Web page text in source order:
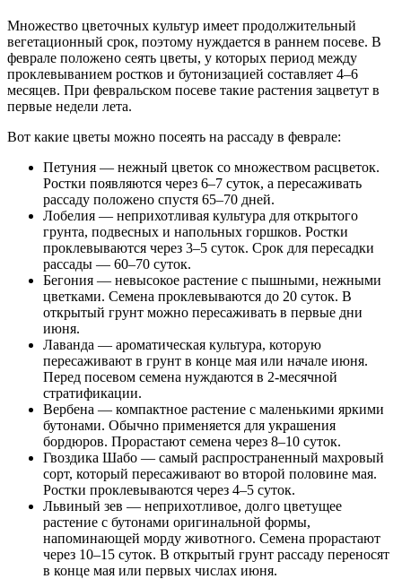
Множество цветочных культур имеет продолжительный
вегетационный срок, поэтому нуждается в раннем посеве. В
феврале положено сеять цветы, у которых период между
проклевыванием ростков и бутонизацией составляет 4–6
месяцев. При февральском посеве такие растения зацветут в
первые недели лета.
Вот какие цветы можно посеять на рассаду в феврале:
Петуния — нежный цветок со множеством расцветок.
Ростки появляются через 6–7 суток, а пересаживать
рассаду положено спустя 65–70 дней.
Лобелия — неприхотливая культура для открытого
грунта, подвесных и напольных горшков. Ростки
проклевываются через 3–5 суток. Срок для пересадки
рассады — 60–70 суток.
Бегония — невысокое растение с пышными, нежными
цветками. Семена проклевываются до 20 суток. В
открытый грунт можно пересаживать в первые дни
июня.
Лаванда — ароматическая культура, которую
пересаживают в грунт в конце мая или начале июня.
Перед посевом семена нуждаются в 2-месячной
стратификации.
Вербена — компактное растение с маленькими яркими
бутонами. Обычно применяется для украшения
бордюров. Прорастают семена через 8–10 суток.
Гвоздика Шабо — самый распространенный махровый
сорт, который пересаживают во второй половине мая.
Ростки проклевываются через 4–5 суток.
Львиный зев — неприхотливое, долго цветущее
растение с бутонами оригинальной формы,
напоминающей морду животного. Семена прорастают
через 10–15 суток. В открытый грунт рассаду переносят
в конце мая или первых числах июня.